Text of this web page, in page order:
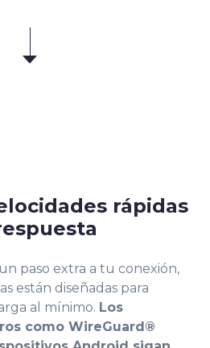
rápidas
paso extra a tu conexión,
están diseñadas para
al mínimo. Los
como WireGuard®